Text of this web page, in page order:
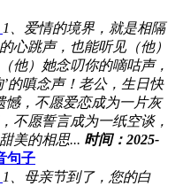
1、爱情的境界，就是相隔
心跳声，也能听见（他）
他）她念叨你的嘀咕声，
的嗔念声！老公，生日快
憾，不愿爱恋成为一片灰
不愿誓言成为一纸空谈，
美的相思... 时间：2025-
句子
1、母亲节到了，您的白